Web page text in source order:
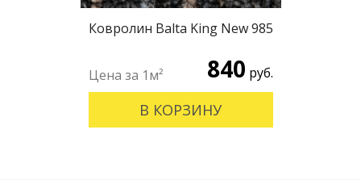
Ковролин Balta King New 985
840 руб.
В КОРЗИНУ